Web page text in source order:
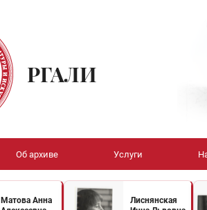
РГАЛИ
Об архиве Услуги
Матова Анна
Лиснянская